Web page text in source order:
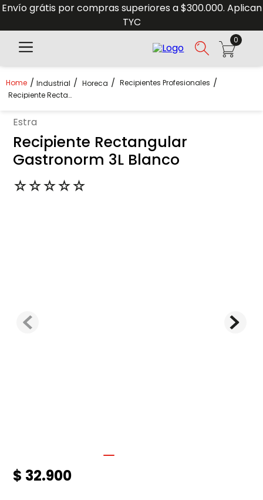
Envío grátis por compras superiores a $300.000. Aplican
TYC
0
Industrial Horeca
Recipientes Profesionales
Recipiente Rectangular Gastronorm 3L Blanco
estra
Recipiente Rectangular
Gastronorm 3L Blanco
☆☆☆☆☆
$ 32.900